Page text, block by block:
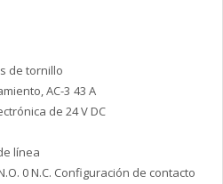
de tornillo
AC-3 43 A
de 24 V DC
línea
0 N.C. Configuración de contacto